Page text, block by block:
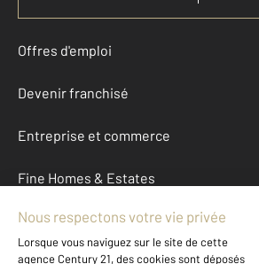
Offres d'emploi
Devenir franchisé
Entreprise et commerce
Fine Homes & Estates
À propos